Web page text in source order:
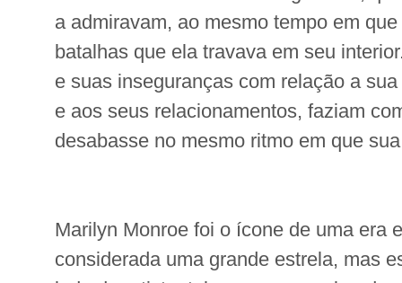
a admiravam, ao mesmo tempo em
batalhas que ela travava em seu
e suas inseguranças com relação a
e aos seus relacionamentos, faziam
desabasse no mesmo ritmo em que
Marilyn Monroe foi o ícone de uma era
considerada uma grande estrela, mas